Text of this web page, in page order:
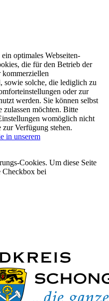
optimales Webseiten-
die für den Betrieb der
kommerziellen
sowie solche, die lediglich zu
oder zur
werden. Sie können selbst
zulassen möchten. Bitte
womöglich nicht
Verfügung stehen.
in unserem
Cookies. Um diese Seite
Checkbox bei